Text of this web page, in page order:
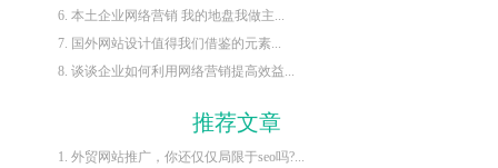
6. 本土企业网络营销 我的地盘我做主...
7. 国外网站设计值得我们借鉴的元素...
8. 谈谈企业如何利用网络营销提高效益...
推荐文章
1. 外贸网站推广，你还仅仅局限于seo吗?...